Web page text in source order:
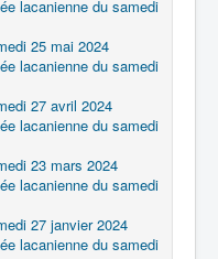
lacanienne du samedi
25 mai 2024
lacanienne du samedi
27 avril 2024
lacanienne du samedi
23 mars 2024
lacanienne du samedi
27 janvier 2024
lacanienne du samedi